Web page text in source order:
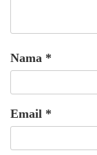
Nama *
Email *